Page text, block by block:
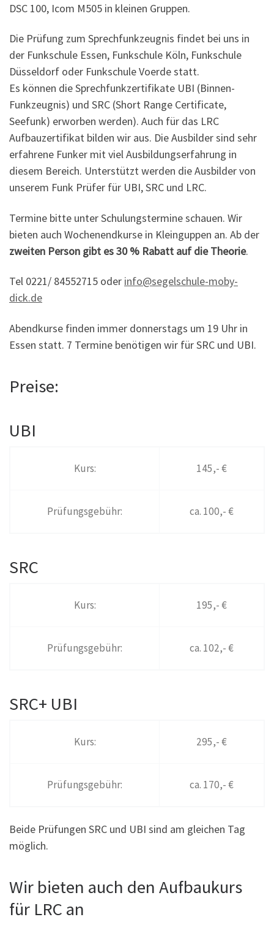
DSC 100, Icom M505 in kleinen Gruppen.
Die Prüfung zum Sprechfunkzeugnis findet bei uns in
der Funkschule Essen, Funkschule Köln, Funkschule
Düsseldorf oder Funkschule Voerde statt.
Es können die Sprechfunkzertifikate UBI (Binnen-
Funkzeugnis) und SRC (Short Range Certificate,
Seefunk) erworben werden). Auch für das LRC
Aufbauzertifikat bilden wir aus. Die Ausbilder sind sehr
erfahrene Funker mit viel Ausbildungserfahrung in
diesem Bereich. Unterstützt werden die Ausbilder von
unserem Funk Prüfer für UBI, SRC und LRC.
Termine bitte unter Schulungstermine schauen. Wir
bieten auch Wochenendkurse in Kleinguppen an. Ab der
zweiten Person gibt es 30 % Rabatt auf die Theorie.
Tel 0221/ 84552715 oder info@segelschule-moby-
dick.de
Abendkurse finden immer donnerstags um 19 Uhr in
Essen statt. 7 Termine benötigen wir für SRC und UBI.
Preise:
UBI
Kurs: 145,- €
Prüfungsgebühr: ca. 100,- €
SRC
Kurs: 195,- €
Prüfungsgebühr: ca. 102,- €
SRC+ UBI
Kurs: 295,- €
Prüfungsgebühr: ca. 170,- €
Beide Prüfungen SRC und UBI sind am gleichen Tag
möglich.
Wir bieten auch den Aufbaukurs
für LRC an